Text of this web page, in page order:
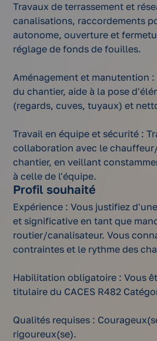
Travaux de terrassement et
canalisations, raccordements
autonome, ouverture et
réglage de fonds de fouilles.
Aménagement et manutention
du chantier, aide à la pose
(regards, cuves, tuyaux) et
Travail en équipe et sécurité :
collaboration avec le
chantier, en veillant
à celle de l'équipe.
Profil souhaité
Expérience : Vous justifiez
et significative en tant que
routier/canalisateur. Vous
contraintes et le rythme des
Habilitation obligatoire : Vous
titulaire du CACES R482
Qualités requises :
rigoureux(se).